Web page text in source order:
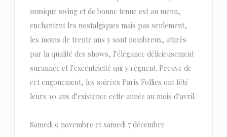
musique swing et de bonne tenue est au menu,
enchantent les nostalgiques mais pas seulement,
les moins de trente ans y sont nombreux, attirés
par la qualité des shows, l’élégance délicieusement
surannée et l’excentricité qui y règnent. Preuve de
cet engouement, les soirées Paris Follies ont fêté
leurs 10 ans d’existence cette année au mois d’avril.
Samedi 9 novembre et samedi 7 décembre